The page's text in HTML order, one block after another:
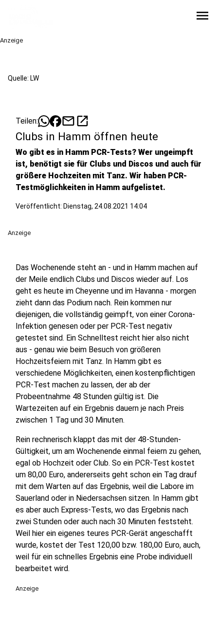
menu
Anzeige
Quelle: LW
Teilen: mailopen_in_new
Clubs in Hamm öffnen heute
Wo gibt es in Hamm PCR-Tests? Wer ungeimpft
ist, benötigt sie für Clubs und Discos und auch für
größere Hochzeiten mit Tanz. Wir haben PCR-
Testmöglichkeiten in Hamm aufgelistet.
Veröffentlicht: Dienstag, 24.08.2021 14:04
Anzeige
Das Wochenende steht an - und in Hamm machen auf
der Meile endlich Clubs und Discos wieder auf. Los
geht es heute im Cheyenne und im Havanna - morgen
zieht dann das Podium nach. Rein kommen nur
diejenigen, die vollständig geimpft, von einer Corona-
Infektion genesen oder per PCR-Test negativ
getestet sind. Ein Schnelltest reicht hier also nicht
aus - genau wie beim Besuch von größeren
Hochzeitsfeiern mit Tanz. In Hamm gibt es
verschiedene Möglichkeiten, einen kostenpflichtigen
PCR-Test machen zu lassen, der ab der
Probeentnahme 48 Stunden gültig ist. Die
Wartezeiten auf ein Ergebnis dauern je nach Preis
zwischen 1 Tag und 30 Minuten.
Rein rechnerisch klappt das mit der 48-Stunden-
Gültigkeit, um am Wochenende einmal feiern zu gehen,
egal ob Hochzeit oder Club. So ein PCR-Test kostet
um 80,00 Euro, andererseits geht schon ein Tag drauf
mit dem Warten auf das Ergebnis, weil die Labore im
Sauerland oder in Niedersachsen sitzen. In Hamm gibt
es aber auch Express-Tests, wo das Ergebnis nach
zwei Stunden oder auch nach 30 Minuten feststeht.
Weil hier ein eigenes teures PCR-Gerät angeschafft
wurde, kostet der Test 120,00 bzw. 180,00 Euro, auch,
weil für ein schnelles Ergebnis eine Probe individuell
bearbeitet wird.
Anzeige